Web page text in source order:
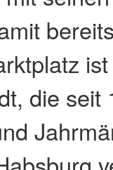
die seit